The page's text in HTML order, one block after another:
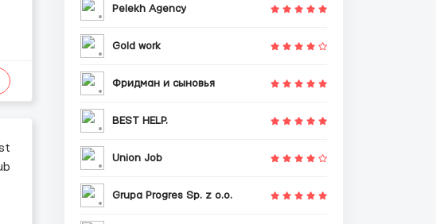
Pelekh Agency
Gold work
Фридман и сыновья
BEST HELP.
Union Job
Grupa Progres Sp. z o.o.